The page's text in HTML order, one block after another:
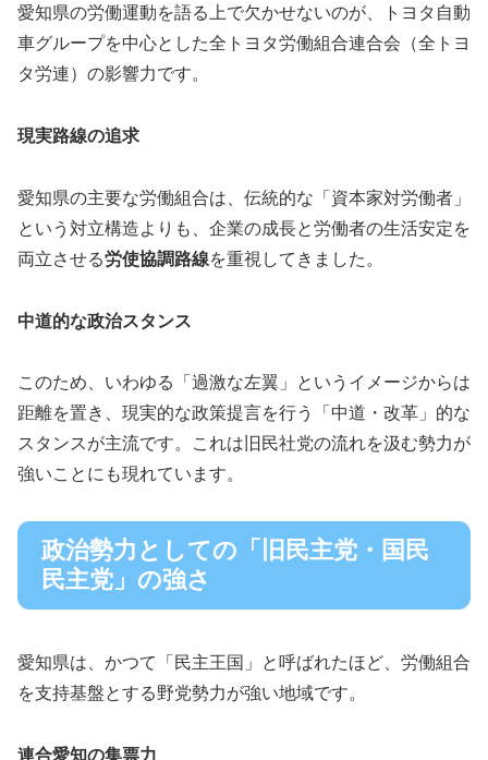
愛知県の労働運動を語る上で欠かせないのが、トヨタ自動
車グループを中心とした全トヨタ労働組合連合会（全トヨ
タ労連）の影響力です。
現実路線の追求
愛知県の主要な労働組合は、伝統的な「資本家対労働者」
という対立構造よりも、企業の成長と労働者の生活安定を
両立させる労使協調路線を重視してきました。
中道的な政治スタンス
このため、いわゆる「過激な左翼」というイメージからは
距離を置き、現実的な政策提言を行う「中道・改革」的な
スタンスが主流です。これは旧民社党の流れを汲む勢力が
強いことにも現れています。
政治勢力としての「旧民主党・国民
民主党」の強さ
愛知県は、かつて「民主王国」と呼ばれたほど、労働組合
を支持基盤とする野党勢力が強い地域です。
連合愛知の集票力